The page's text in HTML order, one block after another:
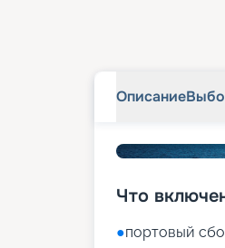
Описание
Что
●портовый